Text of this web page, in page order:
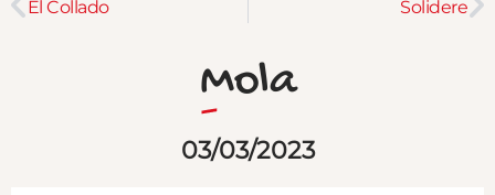
El Collado Solidere
Mola
03/03/2023